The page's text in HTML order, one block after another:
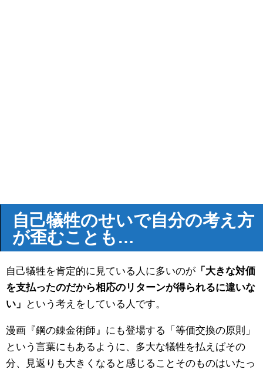
自己犠牲のせいで自分の考え方
が歪むことも…
自己犠牲を肯定的に見ている人に多いのが 「大きな対価
を支払ったのだから相応のリターンが得られるに違いな
い」
という考えをしている人です。
漫画『鋼の錬金術師』にも登場する「等価交換の原則」
という言葉にもあるように、多大な犠牲を払えばその
分、見返りも大きくなると感じることそのものはいたっ